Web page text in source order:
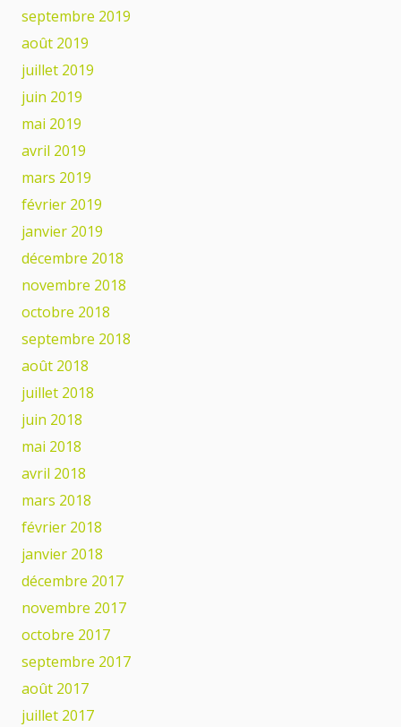
septembre 2019
août 2019
juillet 2019
juin 2019
mai 2019
avril 2019
mars 2019
février 2019
janvier 2019
décembre 2018
novembre 2018
octobre 2018
septembre 2018
août 2018
juillet 2018
juin 2018
mai 2018
avril 2018
mars 2018
février 2018
janvier 2018
décembre 2017
novembre 2017
octobre 2017
septembre 2017
août 2017
juillet 2017